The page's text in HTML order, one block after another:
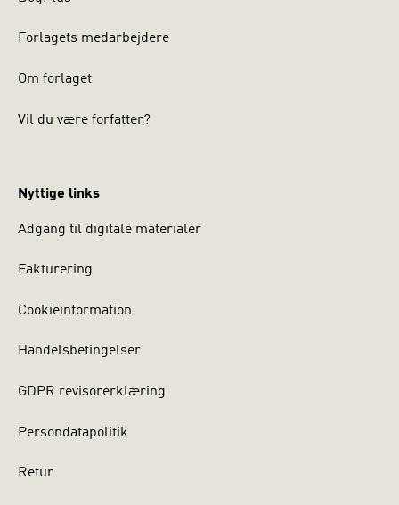
Forlagets medarbejdere
Om forlaget
Vil du være forfatter?
Nyttige links
Adgang til digitale materialer
Fakturering
Cookieinformation
Handelsbetingelser
GDPR revisorerklæring
Persondatapolitik
Retur